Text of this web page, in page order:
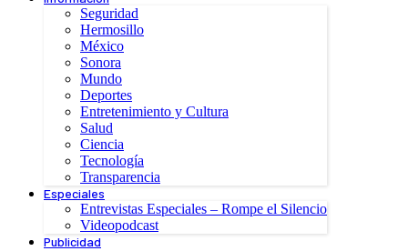
Seguridad
Hermosillo
México
Sonora
Mundo
Deportes
Entretenimiento y Cultura
Salud
Ciencia
Tecnología
Transparencia
Especiales
Entrevistas Especiales – Rompe el Silencio
Videopodcast
Publicidad